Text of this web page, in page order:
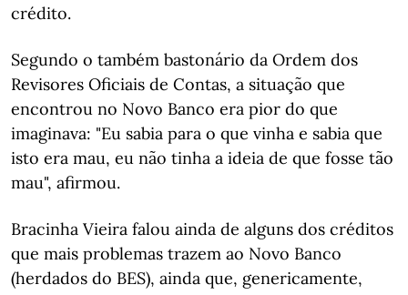
crédito.
Segundo o também bastonário da Ordem dos
Revisores Oficiais de Contas, a situação que
encontrou no Novo Banco era pior do que
imaginava: "Eu sabia para o que vinha e sabia que
isto era mau, eu não tinha a ideia de que fosse tão
mau", afirmou.
Bracinha Vieira falou ainda de alguns dos créditos
que mais problemas trazem ao Novo Banco
(herdados do BES), ainda que, genericamente,